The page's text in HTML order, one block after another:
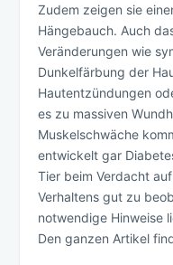
Zudem zeigen sie
Hängebauch. Auch
Veränderungen wie
Dunkelfärbung der
Hautentzündungen
es zu massiven
Muskelschwäche
entwickelt gar
Tier beim Verdacht
Verhaltens gut zu
notwendige Hinweise
Den ganzen Artikel